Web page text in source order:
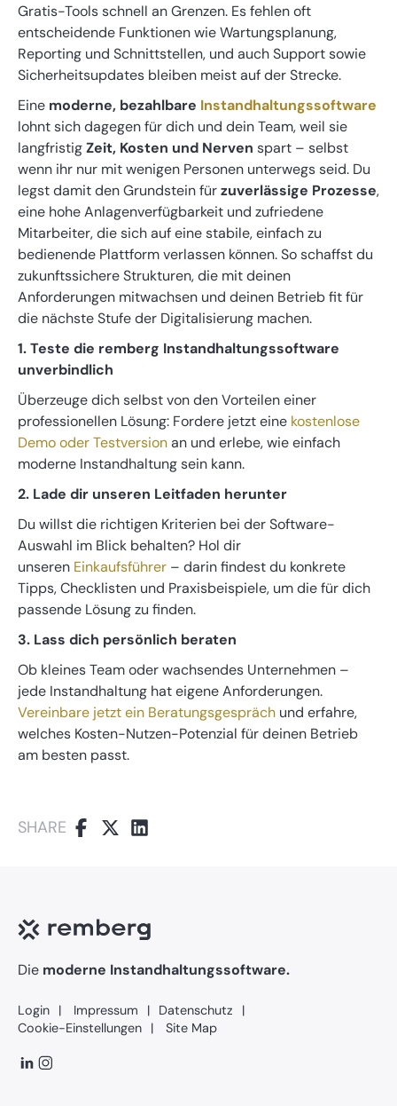
Gratis-Tools schnell an Grenzen. Es fehlen oft
entscheidende Funktionen wie Wartungsplanung,
Reporting und Schnittstellen, und auch Support sowie
Sicherheitsupdates bleiben meist auf der Strecke.
Eine moderne, bezahlbare Instandhaltungssoftware
lohnt sich dagegen für dich und dein Team, weil sie
langfristigZeit, Kosten und Nerven spart – selbst
wenn ihr nur mit wenigen Personen unterwegs seid. Du
legst damit den Grundstein fürzuverlässige Prozesse,
eine hohe Anlagenverfügbarkeit und zufriedene
Mitarbeiter, die sich auf eine stabile, einfach zu
bedienende Plattform verlassen können. So schaffst du
zukunftssichere Strukturen, die mit deinen
Anforderungen mitwachsen und deinen Betrieb fit für
die nächste Stufe der Digitalisierung machen.
1. Teste die remberg Instandhaltungssoftware
unverbindlich
Überzeuge dich selbst von den Vorteilen einer
professionellen Lösung: Fordere jetzt eine kostenlose
Demo oder Testversionan und erlebe, wie einfach
moderne Instandhaltung sein kann.
2. Lade dir unseren Leitfaden herunter
Du willst die richtigen Kriterien bei der Software-
Auswahl im Blick behalten? Hol dir
unseren Einkaufsführer – darin findest du konkrete
Tipps, Checklisten und Praxisbeispiele, um die für dich
passende Lösung zu finden.
3. Lass dich persönlich beraten
Ob kleines Team oder wachsendes Unternehmen –
jede Instandhaltung hat eigene Anforderungen.
Vereinbare jetzt ein Beratungsgespräch und erfahre,
welches Kosten-Nutzen-Potenzial für deinen Betrieb
am besten passt.
SHARE
Die moderne Instandhaltungssoftware.
Login Impressum
Datenschutz
Cookie-Einstellungen
Site Map